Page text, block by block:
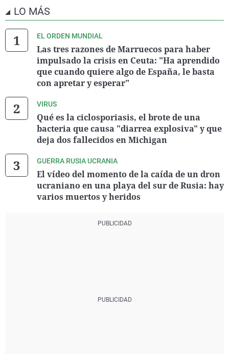
LO MÁS
EL ORDEN MUNDIAL
Las tres razones de Marruecos para haber
impulsado la crisis en Ceuta: "Ha aprendido
que cuando quiere algo de España, le basta
con apretar y esperar"
VIRUS
Qué es la ciclosporiasis, el brote de una
bacteria que causa "diarrea explosiva" y que
deja dos fallecidos en Michigan
GUERRA RUSIA UCRANIA
El vídeo del momento de la caída de un dron
ucraniano en una playa del sur de Rusia: hay
varios muertos y heridos